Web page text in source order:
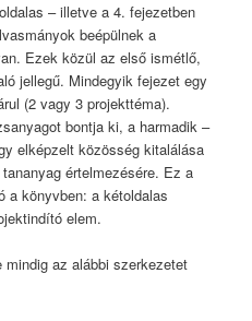
– illetve a 4. fejezetben
beépülnek a
Ezek közül az első ismétlő,
jellegű. Mindegyik fejezet egy
(2 vagy 3 projekttéma).
bontja ki, a harmadik –
elképzelt közösség kitalálása
értelmezésére. Ez a
a könyvben: a kétoldalas
elem.
az alábbi szerkezetet